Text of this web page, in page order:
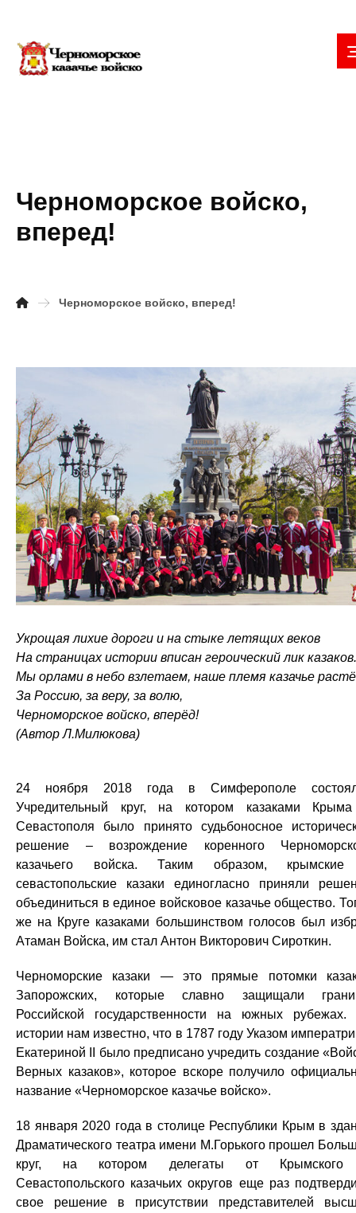
Черноморское войско,
вперед!
Черноморское войско, вперед!
Укрощая лихие дороги и на стыке летящих веков
На страницах истории вписан героический лик казаков.
Мы орлами в небо взлетаем, наше племя казачье
За Россию, за веру, за волю,
Черноморское войско, вперёд!
(Автор Л.Милюкова)
24 ноября 2018 года в Симферополе
Учредительный круг, на котором казаками
Севастополя было принято судьбоносное
решение – возрождение коренного
казачьего войска. Таким образом,
севастопольские казаки единогласно приняли
объединиться в единое войсковое казачье общество.
же на Круге казаками большинством голосов был
Атаман Войска, им стал Антон Викторович Сироткин.
Черноморские казаки — это прямые потомки
Запорожских, которые славно защищали
Российской государственности на южных рубежах.
истории нам известно, что в 1787 году Указом
Екатериной II было предписано учредить создание
Верных казаков», которое вскоре получило
название «Черноморское казачье войско».
18 января 2020 года в столице Республики Крым в
Драматического театра имени М.Горького прошел
круг, на котором делегаты от
Севастопольского казачьих округов еще раз
свое решение в присутствии представителей